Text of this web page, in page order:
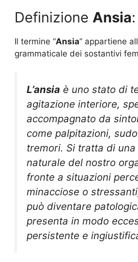
Definizione Ansia:
Il termine “Ansia” appartiene
grammaticale dei sostantivi
L’ansia è uno stato di
agitazione interiore,
accompagnato da
come palpitazioni,
tremori. Si tratta di
naturale del nostro
fronte a situazioni
minacciose o
può diventare
presenta in modo
persistente e